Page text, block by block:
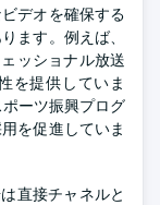
デオを確保する
ます。例えば、
ッショナル放送
を提供していま
ーツ振興プログ
を促進していま
直接チャネルと